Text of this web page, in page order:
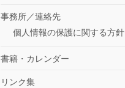
事務所／連絡先
個人情報の保護に関する方針
書籍・カレンダー
リンク集